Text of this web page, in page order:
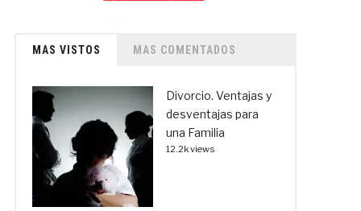
MAS VISTOS MAS COMENTADOS
Divorcio. Ventajas y
desventajas para
una Familia
12.2k views